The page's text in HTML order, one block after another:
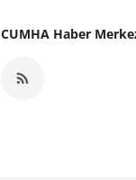
CUMHA Haber